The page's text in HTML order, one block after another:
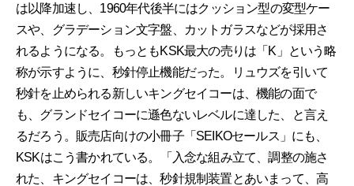
は以降加速し、1960年代後半にはクッション型の変型ケー
スや、グラデーション文字盤、カットガラスなどが採用さ
れるようになる。もっともKSK最大の売りは「K」という略
称が示すように、秒針停止機能だった。リュウズを引いて
秒針を止められる新しいキングセイコーは、機能の面で
も、グランドセイコーに遜色ないレベルに達した、と言え
るだろう。販売店向けの小冊子「SEIKOセールス」にも、
KSKはこう書かれている。「入念な組み立て、調整の施さ
れた、キングセイコーは、秒針規制装置とあいまって、高